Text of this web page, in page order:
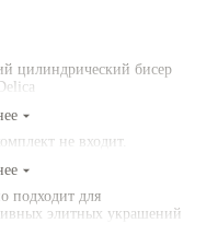
цилиндрический бисер
не входит.
подходит для
элитных украшений